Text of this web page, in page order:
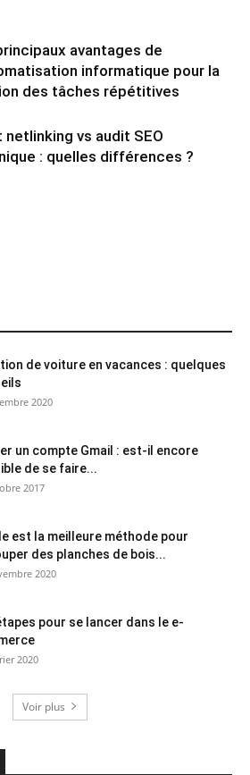
avantages de
informatique pour la
des tâches répétitives
netlinking vs audit SEO
: quelles différences ?
de voiture en vacances : quelques
2020
un compte Gmail : est-il encore
de se faire...
2017
est la meilleure méthode pour
des planches de bois...
2020
pour se lancer dans le e-
2020
Voir plus